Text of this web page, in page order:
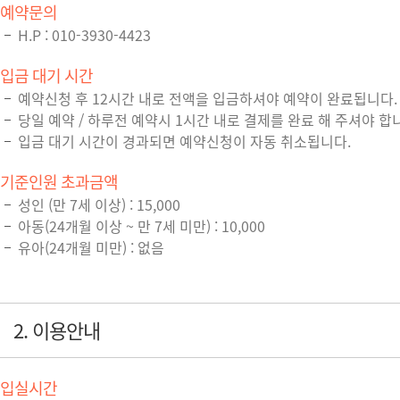
예약문의
H.P : 010-3930-4423
입금 대기 시간
예약신청 후 12시간 내로 전액을 입금하셔야 예약이 완료됩니다.
당일 예약 / 하루전 예약시 1시간 내로 결제를 완료 해 주셔야 합
입금 대기 시간이 경과되면 예약신청이 자동 취소됩니다.
기준인원 초과금액
성인 (만 7세 이상) : 15,000
아동(24개월 이상 ~ 만 7세 미만) : 10,000
유아(24개월 미만) : 없음
2. 이용안내
입실시간